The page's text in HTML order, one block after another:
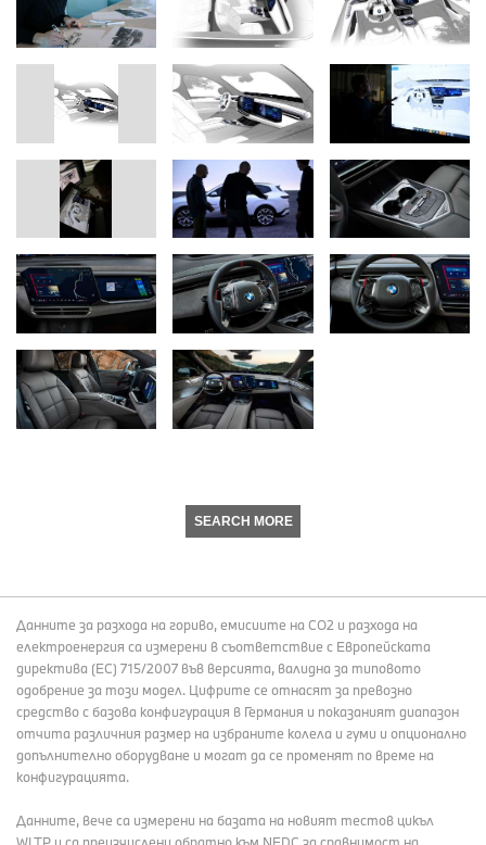
SEARCH MORE
Данните за разхода на гориво, емисиите на СО2 и разхода на
електроенергия са измерени в съответствие с Европейската
директива (EC) 715/2007 във версията, валидна за типовото
одобрение за този модел. Цифрите се отнасят за превозно
средство с базова конфигурация в Германия и показаният диапазон
отчита различния размер на избраните колела и гуми и опционално
допълнително оборудване и могат да се променят по време на
конфигурацията.
Данните, вече са измерени на базата на новият тестов цикъл